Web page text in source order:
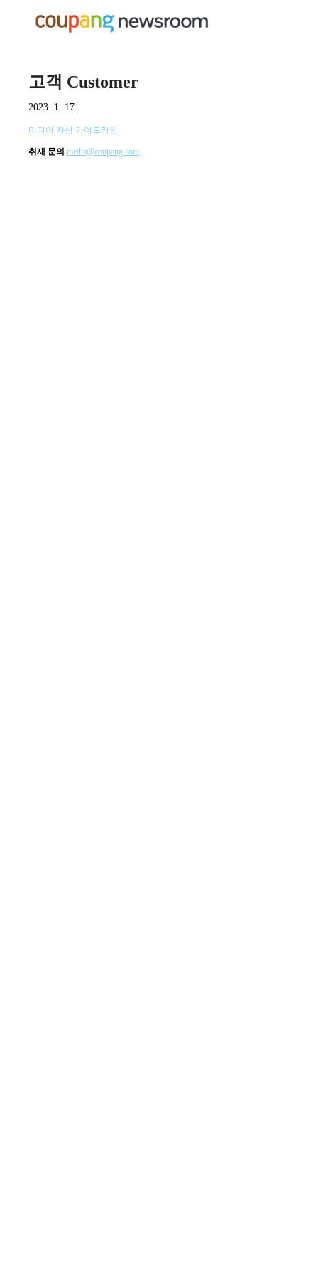
고객 Customer
2023. 1. 17.
미디어 자산 가이드라인
취재 문의 media@coupang.com